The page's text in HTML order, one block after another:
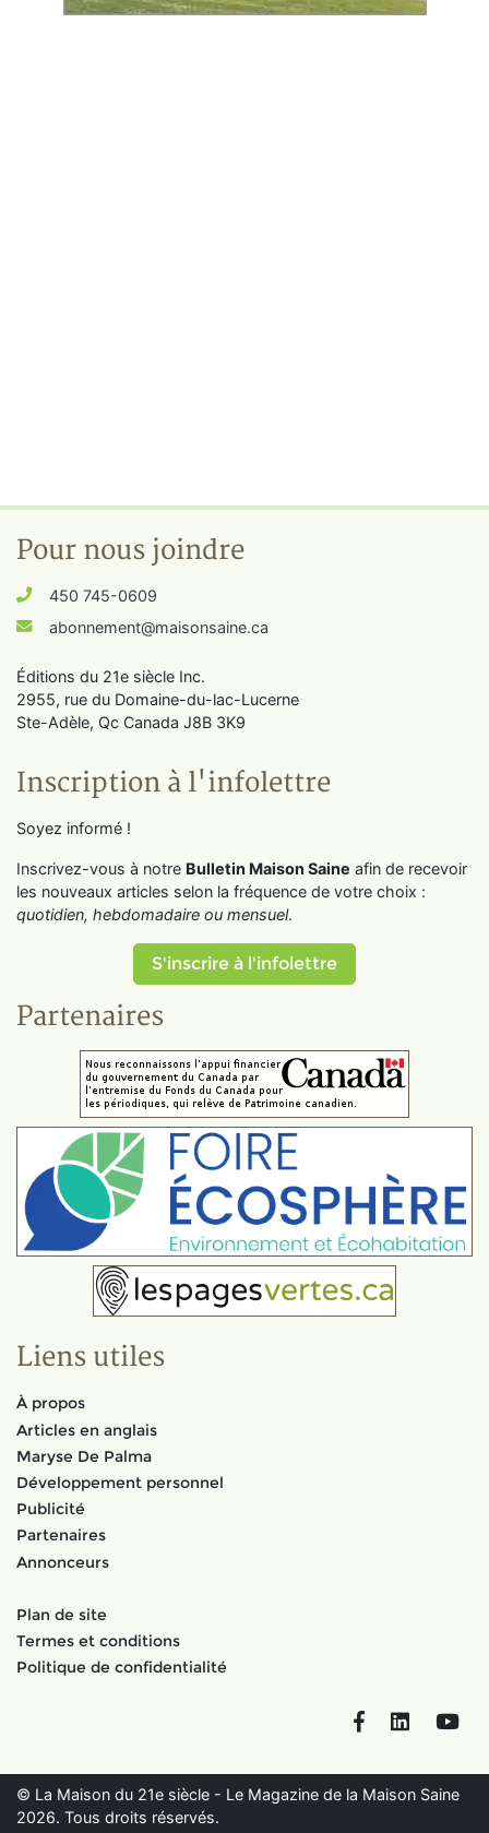
Pour nous joindre
450 745-0609
abonnement@maisonsaine.ca
Éditions du 21e siècle Inc.
2955, rue du Domaine-du-lac-Lucerne
Ste-Adèle, Qc Canada J8B 3K9
Inscription à l'infolettre
Soyez informé !
Inscrivez-vous à notre Bulletin Maison Saine afin de recevoir
les nouveaux articles selon la fréquence de votre choix :
quotidien, hebdomadaire ou mensuel.
S'inscrire à l'infolettre
Partenaires
Liens utiles
À propos
Articles en anglais
Maryse De Palma
Développement personnel
Publicité
Partenaires
Annonceurs
Plan de site
Termes et conditions
Politique de confidentialité
FacebookLinkedIn
© La Maison du 21e siècle - Le Magazine de la Maison Saine
2026. Tous droits réservés.